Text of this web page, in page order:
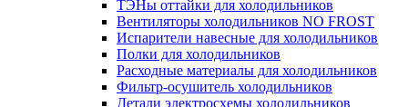
ТЭНы оттайки для холодильников
Вентиляторы холодильников NO FROST
Испарители навесные для холодильников
Полки для холодильников
Расходные материалы для холодильников
Фильтр-осушитель холодильников
Детали электросхемы холодильников